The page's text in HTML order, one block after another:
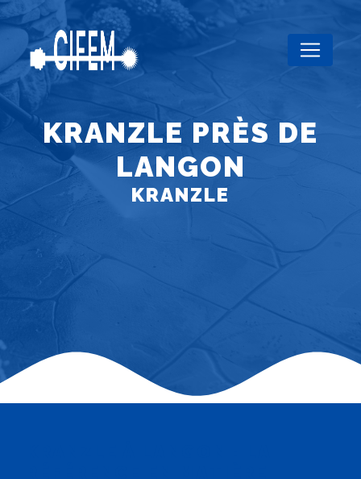
KRANZLE PRÈS DE
LANGON
KRANZLE
Panneau de gestion des cookies